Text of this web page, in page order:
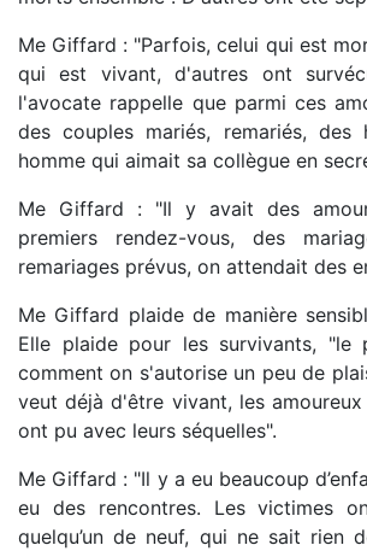
Me Giffard : "Parfois, celui qui est
qui est vivant, d'autres ont
l'avocate rappelle que parmi ces
des couples mariés, remariés, des
homme qui aimait sa collègue en
Me Giffard : "Il y avait des
premiers rendez-vous, des
remariages prévus, on attendait des
Me Giffard plaide de manière
Elle plaide pour les survivants, "le
comment on s'autorise un peu de
veut déjà d'être vivant, les
ont pu avec leurs séquelles".
Me Giffard : "Il y a eu beaucoup
eu des rencontres. Les victimes
quelqu’un de neuf, qui ne sait rien